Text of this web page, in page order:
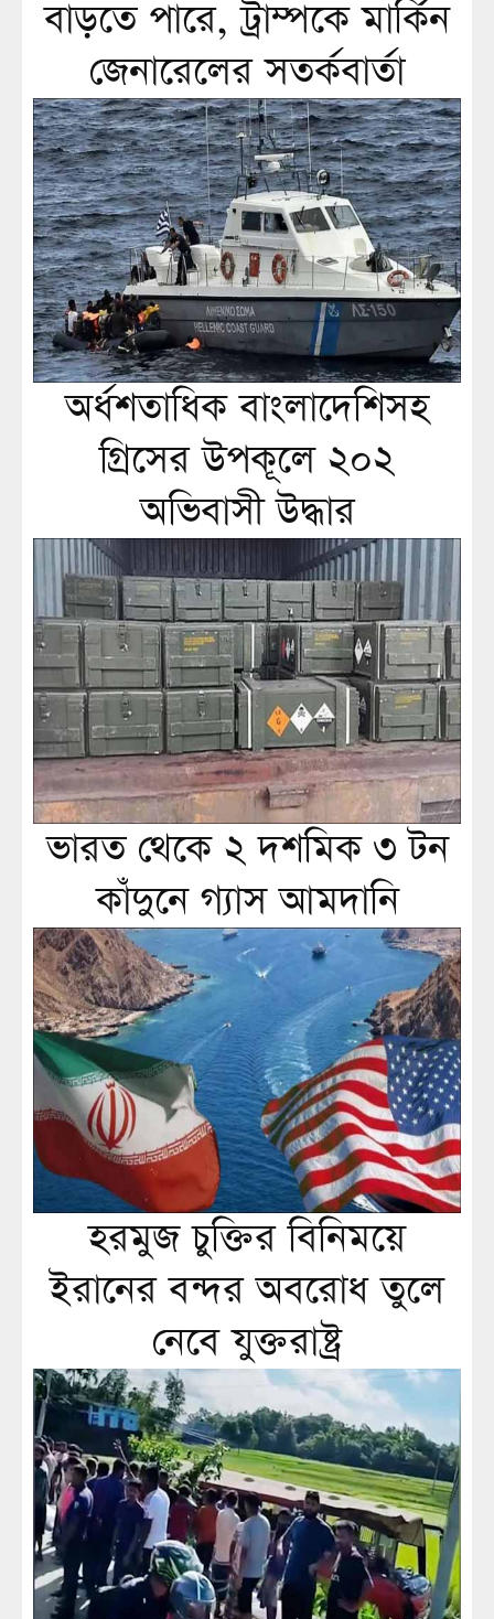
বাড়তে পারে, ট্রাম্পকে মার্কিন
জেনারেলের সতর্কবার্তা
অর্ধশতাধিক বাংলাদেশিসহ
গ্রিসের উপকূলে ২০২
অভিবাসী উদ্ধার
ভারত থেকে ২ দশমিক ৩ টন
কাঁদুনে গ্যাস আমদানি
হরমুজ চুক্তির বিনিময়ে
ইরানের বন্দর অবরোধ তুলে
নেবে যুক্তরাষ্ট্র